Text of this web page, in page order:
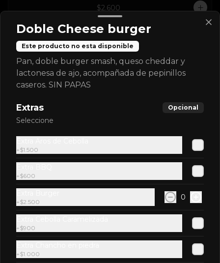
$2.600
Pap
Doble Cheese burger
Este producto no esta disponible
Pan, doble burger smash, queso cheddar y
lactonesa de ajo, acompañada de pepinillos
caseros. SIN PAPAS
Extras Opcional
Seleccione
+$1.500
+$600
+$2.500
0
+$900
+$1.000